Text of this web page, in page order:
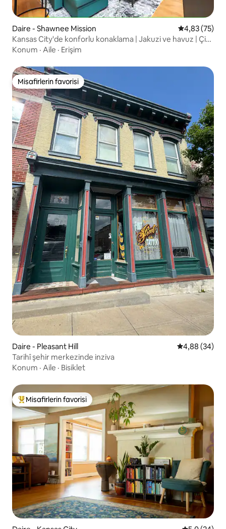
Daire - Shawnee Mission 5 üzerinden
4,83 (75)
Kansas City'de konforlu konaklama | Jakuzi ve havuz | Çift
kişilik king boy yatak
Konum · Aile · Erişim
Misafirlerin favorisi
Misafirlerin favorisi
Daire - Pleasant Hill 5 üzerinden
4,88 (34)
Tarihî şehir merkezinde inziva
Konum · Aile · Bisiklet
Misafirlerin favorilerinden en beğenilenler arasında
Misafirlerin favorisi